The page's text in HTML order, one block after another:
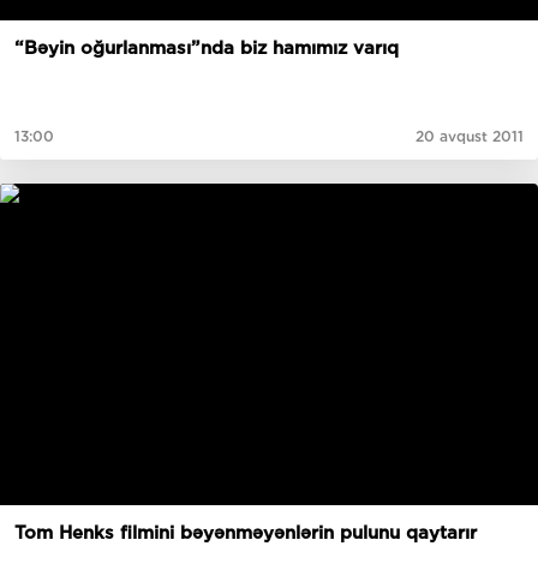
“Bəyin oğurlanması”nda biz hamımız varıq
13:00 20 avqust 2011
Tom Henks filmini bəyənməyənlərin pulunu qaytarır